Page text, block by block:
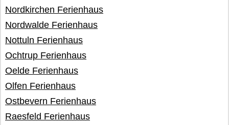
Nordkirchen Ferienhaus
Nordwalde Ferienhaus
Nottuln Ferienhaus
Ochtrup Ferienhaus
Oelde Ferienhaus
Olfen Ferienhaus
Ostbevern Ferienhaus
Raesfeld Ferienhaus